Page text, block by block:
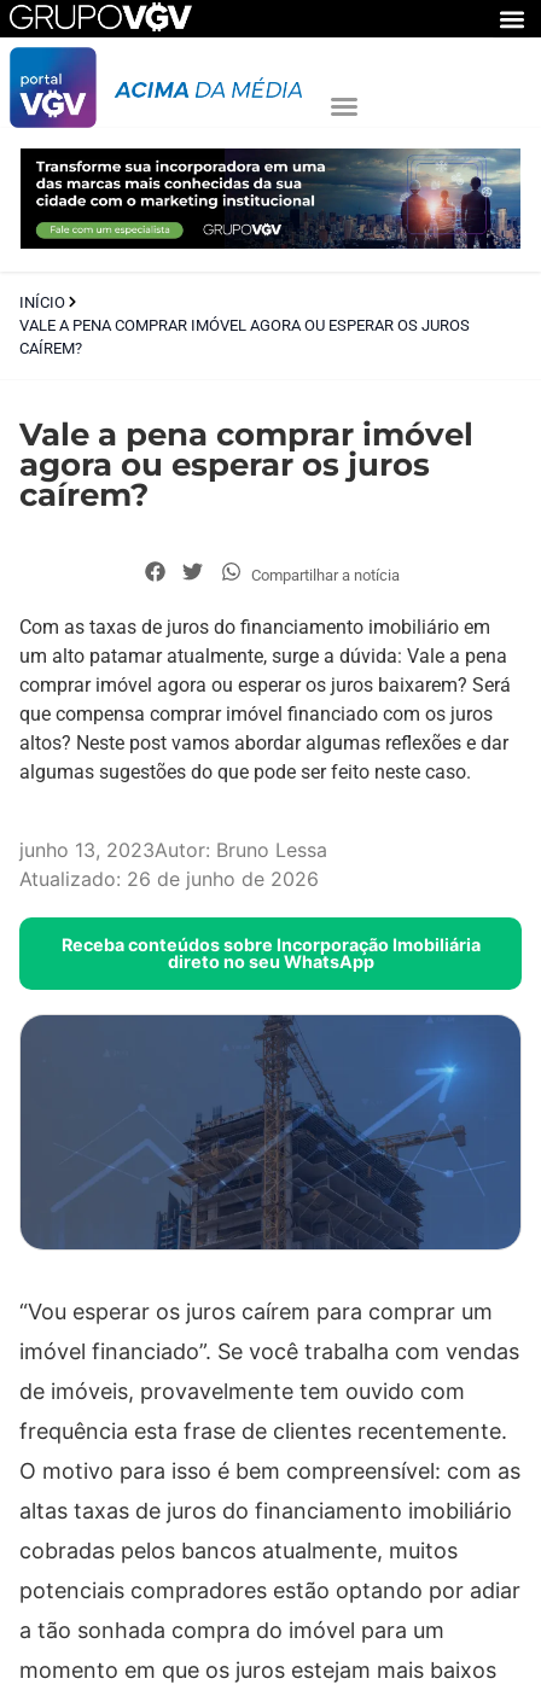
INÍCIO
VALE A PENA COMPRAR IMÓVEL AGORA OU ESPERAR OS JUROS
CAÍREM?
Vale a pena comprar imóvel
agora ou esperar os juros
caírem?
Compartilhar a notícia
Com as taxas de juros do financiamento imobiliário em
um alto patamar atualmente, surge a dúvida: Vale a pena
comprar imóvel agora ou esperar os juros baixarem? Será
que compensa comprar imóvel financiado com os juros
altos? Neste post vamos abordar algumas reflexões e dar
algumas sugestões do que pode ser feito neste caso.
junho 13, 2023Autor: Bruno Lessa
Atualizado: 26 de junho de 2026
Receba conteúdos sobre Incorporação Imobiliária
direto no seu WhatsApp
“Vou esperar os juros caírem para comprar um
imóvel financiado”. Se você trabalha com vendas
de imóveis, provavelmente tem ouvido com
frequência esta frase de clientes recentemente.
O motivo para isso é bem compreensível: com as
altas taxas de juros do financiamento imobiliário
cobradas pelos bancos atualmente, muitos
potenciais compradores estão optando por adiar
a tão sonhada compra do imóvel para um
momento em que os juros estejam mais baixos